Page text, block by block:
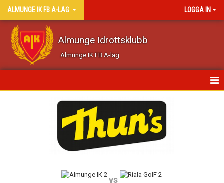
ALMUNGE IK FB A-LAG LOGGA IN
Almunge Idrottsklubb
Almunge IK FB A-lag
vs